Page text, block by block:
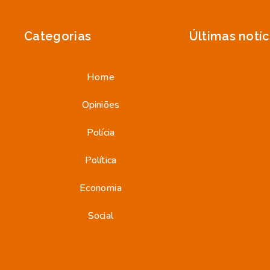
Categorias
Home
Opiniões
Polícia
Política
Economia
Social
Últimas